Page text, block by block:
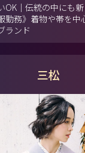
OK｜伝統の中にも
勤務》着物や帯を
ランド
三松